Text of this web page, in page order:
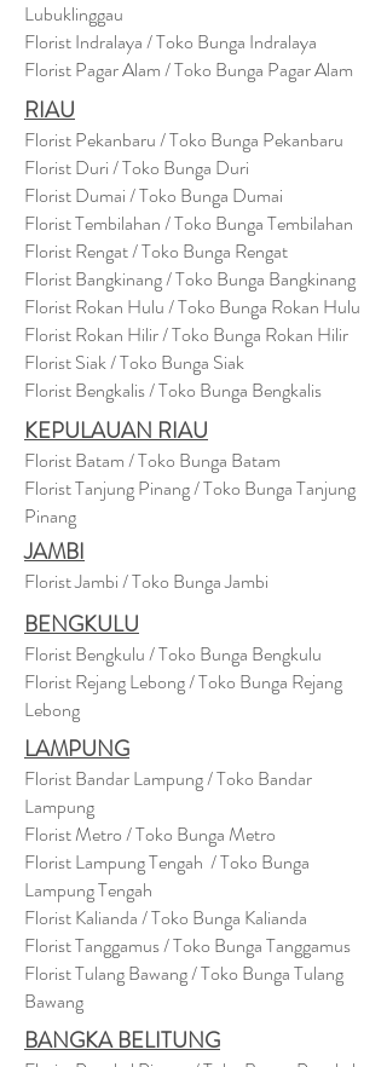
Lubuklinggau
Florist Indralaya / Toko Bunga Indralaya
Florist Pagar Alam / Toko Bunga Pagar Alam
RIAU
Florist Pekanbaru / Toko Bunga Pekanbaru
Florist Duri / Toko Bunga Duri
Florist Dumai / Toko Bunga Dumai
Florist Tembilahan / Toko Bunga Tembilahan
Florist Rengat / Toko Bunga Rengat
Florist Bangkinang / Toko Bunga Bangkinang
Florist Rokan Hulu / Toko Bunga Rokan Hulu
Florist Rokan Hilir / Toko Bunga Rokan Hilir
Florist Siak / Toko Bunga Siak
Florist Bengkalis / Toko Bunga Bengkalis
KEPULAUAN RIAU
Florist Batam / Toko Bunga Batam
Florist Tanjung Pinang / Toko Bunga Tanjung
Pinang
JAMBI
Florist Jambi / Toko Bunga Jambi
BENGKULU
Florist Bengkulu / Toko Bunga Bengkulu
Florist Rejang Lebong / Toko Bunga Rejang
Lebong
LAMPUNG
Florist Bandar Lampung / Toko Bandar
Lampung
Florist Metro / Toko Bunga Metro
Florist Lampung Tengah / Toko Bunga
Lampung Tengah
Florist Kalianda / Toko Bunga Kalianda
Florist Tanggamus / Toko Bunga Tanggamus
Florist Tulang Bawang / Toko Bunga Tulang
Bawang
BANGKA BELITUNG